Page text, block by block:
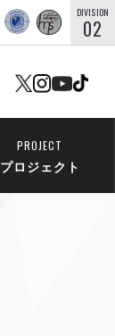
DIVISION
02
PROJECT
プロジェクト